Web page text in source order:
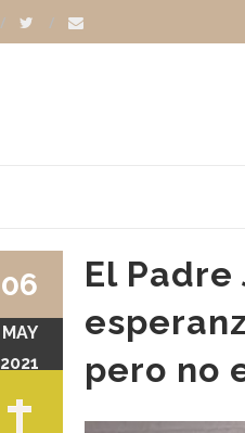
El Padre
pero no
06
MAY
2021